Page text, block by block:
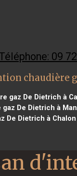
09
chaudière
gaz De Dietrich à
De Dietrich à
De Dietrich à Chalon